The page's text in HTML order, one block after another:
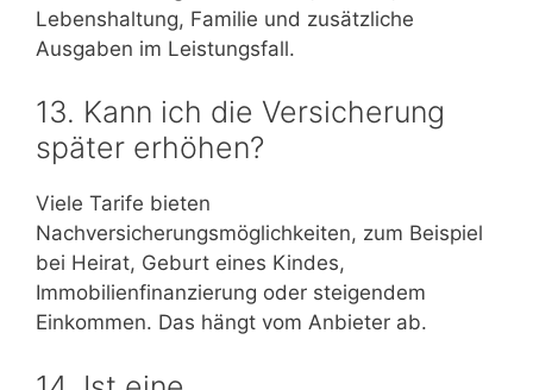
Lebenshaltung, Familie und zusätzliche
Ausgaben im Leistungsfall.
13. Kann ich die Versicherung
später erhöhen?
Viele Tarife bieten
Nachversicherungsmöglichkeiten, zum Beispiel
bei Heirat, Geburt eines Kindes,
Immobilienfinanzierung oder steigendem
Einkommen. Das hängt vom Anbieter ab.